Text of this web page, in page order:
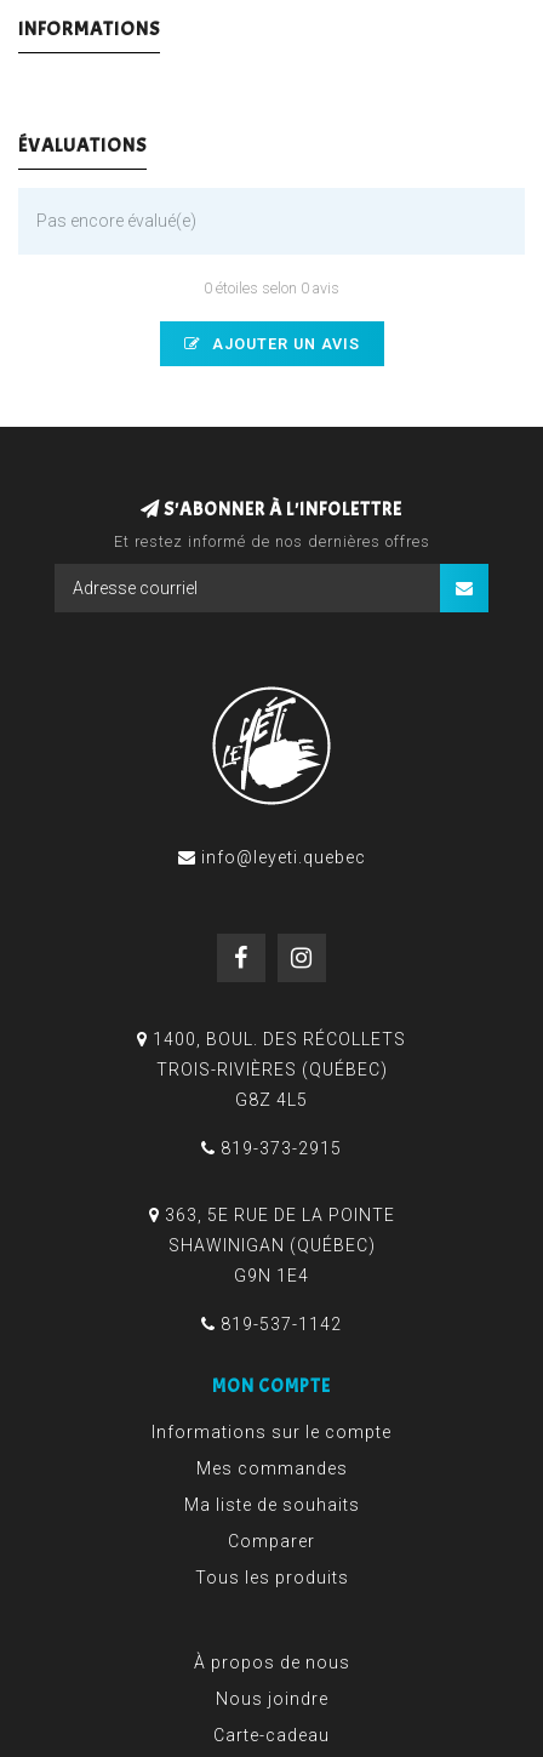
INFORMATIONS
ÉVALUATIONS
Pas encore évalué(e)
0 étoiles selon 0 avis
AJOUTER UN AVIS
S'ABONNER À L'INFOLETTRE
Et restez informé de nos dernières offres
info@leyeti.quebec
1400, BOUL. DES RÉCOLLETS
TROIS-RIVIÈRES (QUÉBEC)
G8Z 4L5
819-373-2915
363, 5E RUE DE LA POINTE
SHAWINIGAN (QUÉBEC)
G9N 1E4
819-537-1142
MON COMPTE
Informations sur le compte
Mes commandes
Ma liste de souhaits
Comparer
Tous les produits
À propos de nous
Nous joindre
Carte-cadeau